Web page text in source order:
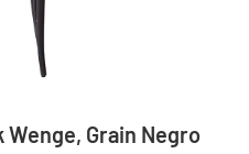
Wenge, Grain Negro